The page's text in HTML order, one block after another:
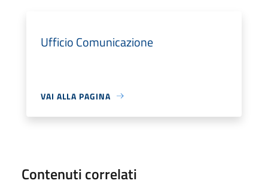
Ufficio Comunicazione
VAI ALLA PAGINA
Contenuti correlati